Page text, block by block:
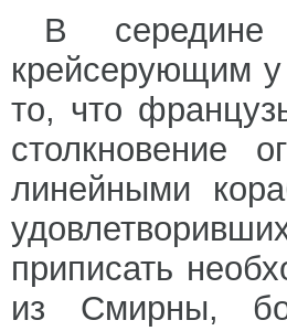
В середине
крейсерующим
то, что
столкновение
линейными
приписать
из Смирны,